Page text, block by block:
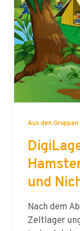
Aus den Gruppen
und
Nach dem
in den